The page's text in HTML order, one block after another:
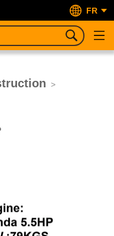
FR
>